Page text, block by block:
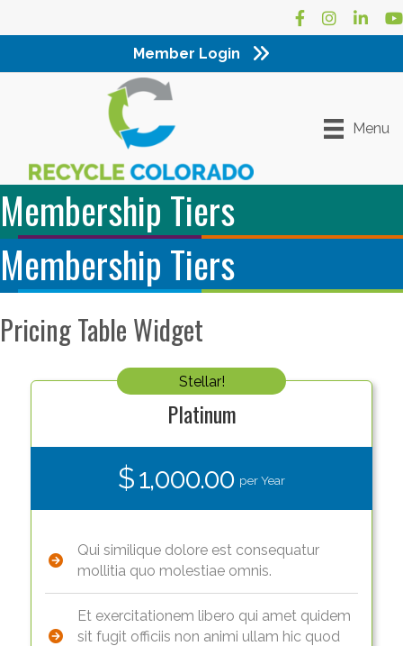
Facebook
Instagram
Member Login
Menu
Membership Tiers
Membership Tiers
Pricing Table Widget
Stellar!
Platinum
$ 1,000.00 per Year
Qui similique dolore est consequatur
mollitia quo molestiae omnis.
Et exercitationem libero qui amet quidem
sit fugit officiis non animi ullam hic quod